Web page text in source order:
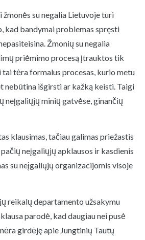
su negalia Lietuvoje turi
kad bandymai problemas spręsti
Žmonių su negalia
priėmimo procesą įtrauktos tik
tai tėra formalus procesas, kurio metu
nebūtina išgirsti ar kažką keisti. Taigi
neįgaliųjų minių gatvėse, ginančių
klausimas, tačiau galimas priežastis
neįgaliųjų apklausos ir kasdienis
su neįgaliųjų organizacijomis visoje
reikalų departamento užsakymu
parodė, kad daugiau nei pusė
girdėję apie Jungtinių Tautų